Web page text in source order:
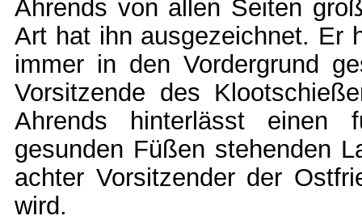
Ahrends von allen Seiten
Art hat ihn ausgezeichnet. Er
immer in den Vordergrund
Vorsitzende des
Ahrends hinterlässt einen
gesunden Füßen stehenden
achter Vorsitzender der
wird.